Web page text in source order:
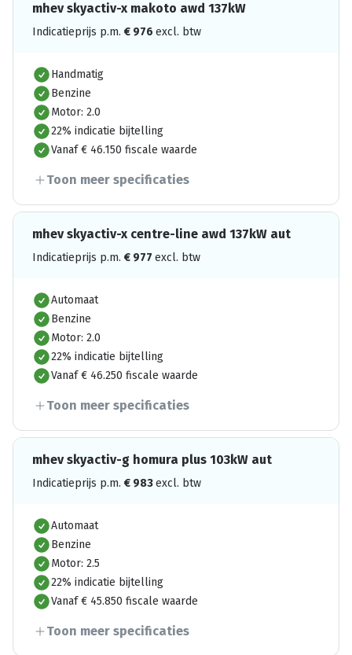
mhev skyactiv-x makoto awd 137kW
Indicatieprijs p.m. € 976 excl. btw
Handmatig
Benzine
Motor: 2.0
22% indicatie bijtelling
Vanaf € 46.150 fiscale waarde
Toon meer specificaties
mhev skyactiv-x centre-line awd 137kW aut
Indicatieprijs p.m. € 977 excl. btw
Automaat
Benzine
Motor: 2.0
22% indicatie bijtelling
Vanaf € 46.250 fiscale waarde
Toon meer specificaties
mhev skyactiv-g homura plus 103kW aut
Indicatieprijs p.m. € 983excl. btw
Automaat
Benzine
Motor: 2.5
22% indicatie bijtelling
Vanaf € 45.850 fiscale waarde
Toon meer specificaties